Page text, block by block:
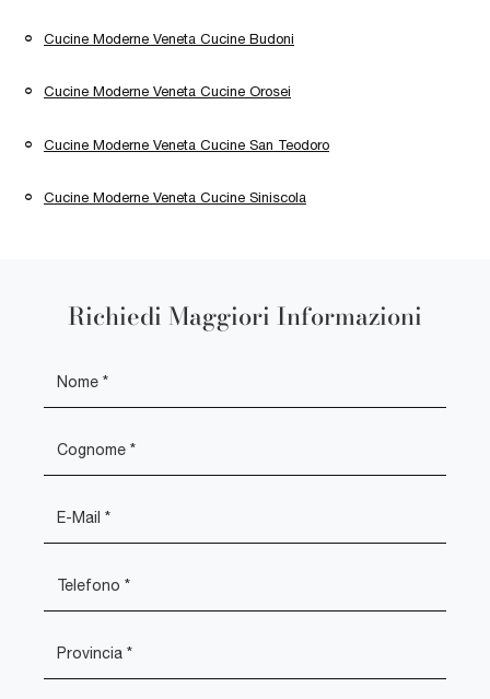
Cucine Moderne Veneta Cucine Budoni
Cucine Moderne Veneta Cucine Orosei
Cucine Moderne Veneta Cucine San Teodoro
Cucine Moderne Veneta Cucine Siniscola
Richiedi Maggiori Informazioni